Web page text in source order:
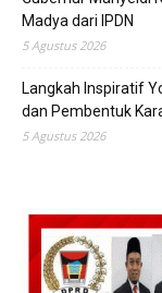
Madya dari IPDN
5 Agustus 2026
Langkah Inspiratif
dan Pembentuk
5 Agustus 2026